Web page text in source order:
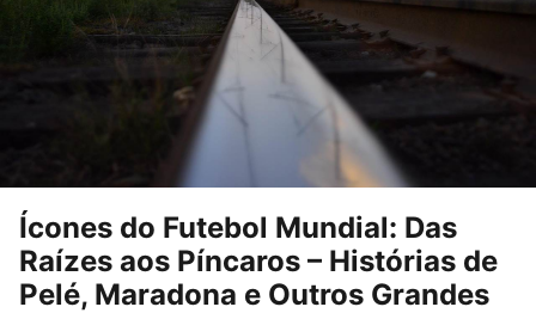
Ícones do Futebol Mundial: Das
Raízes aos Píncaros – Histórias de
Pelé, Maradona e Outros Grandes